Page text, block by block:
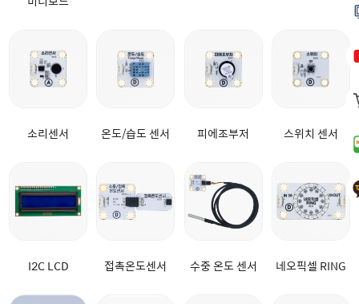
소리센서 온도/습도 센서 피에조부저 스위치 센서
I2C LCD 접촉온도센서 수중 온도 센서 네오픽셀 RING